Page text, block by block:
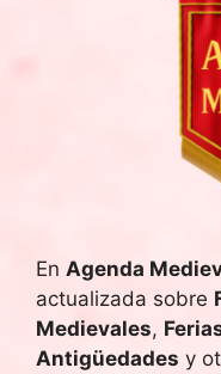
En Agenda
actualizada sobre
Medievales,
Antigüedades y